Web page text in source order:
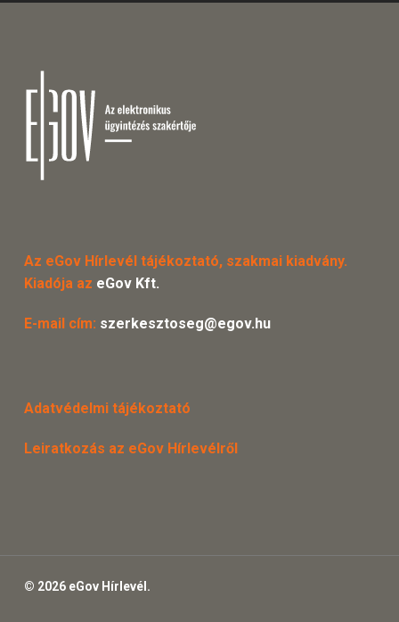
Az eGov Hírlevél tájékoztató, szakmai kiadvány.
Kiadója az eGov Kft.
E-mail cím: szerkesztoseg@egov.hu
Adatvédelmi tájékoztató
Leiratkozás az eGov Hírlevélről
© 2026 eGov Hírlevél.